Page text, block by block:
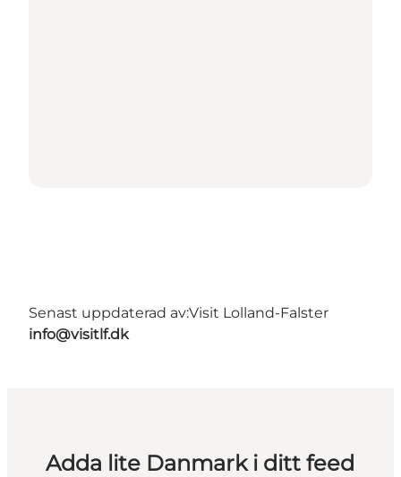
Senast uppdaterad av:Visit Lolland-Falster
info@visitlf.dk
Adda lite Danmark i ditt feed